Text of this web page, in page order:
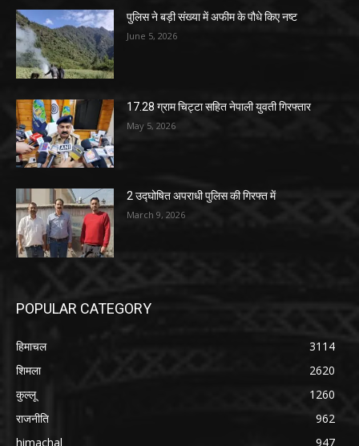
पुलिस ने बड़ी संख्या में अफीम के पौधे किए नष्ट
June 5, 2026
17.28 ग्राम चिट्टा सहित नेपाली युवती गिरफ्तार
May 5, 2026
2 उद्घोषित अपराधी पुलिस की गिरफ्त में
March 9, 2026
POPULAR CATEGORY
हिमाचल
3114
शिमला
2620
कुल्लू
1260
राजनीति
962
himachal
947